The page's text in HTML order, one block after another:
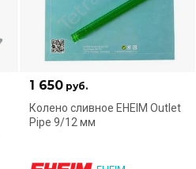
1 650 руб.
Колено сливное EHEIM Outlet
Pipe 9/12 мм